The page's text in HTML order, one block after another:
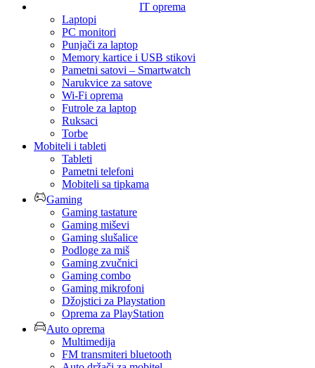
IT oprema
Laptopi
PC monitori
Punjači za laptop
Memory kartice i USB stikovi
Pametni satovi – Smartwatch
Narukvice za satove
Wi-Fi oprema
Futrole za laptop
Ruksaci
Torbe
Mobiteli i tableti
Tableti
Pametni telefoni
Mobiteli sa tipkama
Gaming
Gaming tastature
Gaming miševi
Gaming slušalice
Podloge za miš
Gaming zvučnici
Gaming combo
Gaming mikrofoni
Džojstici za Playstation
Oprema za PlayStation
Auto oprema
Multimedija
FM transmiteri bluetooth